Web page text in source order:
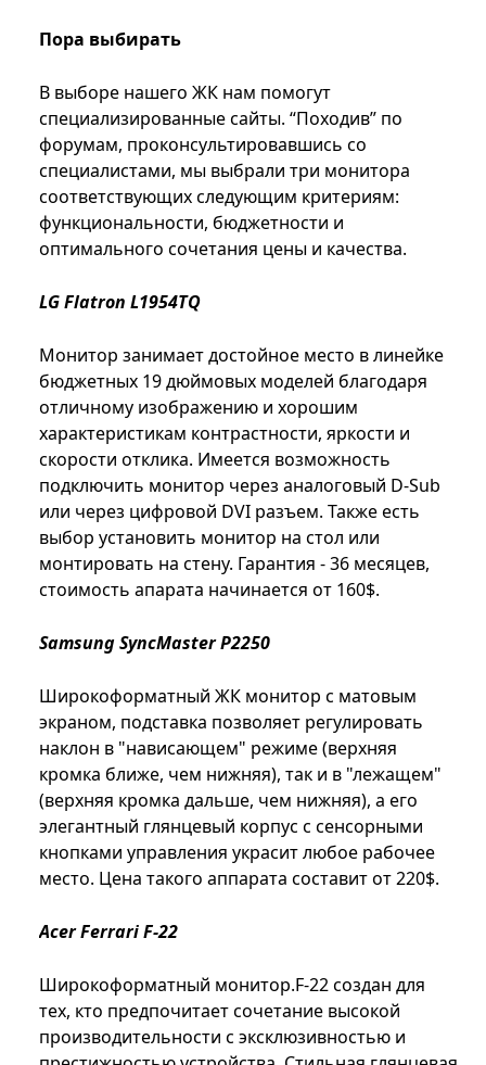
Пора выбирать
В выборе нашего ЖК нам помогут
специализированные сайты. “Походив” по
форумам, проконсультировавшись со
специалистами, мы выбрали три монитора
соответствующих следующим критериям:
функциональности, бюджетности и
оптимального сочетания цены и качества.
LG Flatron L1954TQ
Монитор занимает достойное место в линейке
бюджетных 19 дюймовых моделей благодаря
отличному изображению и хорошим
характеристикам контрастности, яркости и
скорости отклика. Имеется возможность
подключить монитор через аналоговый D-Sub
или через цифровой DVI разъем. Также есть
выбор установить монитор на стол или
монтировать на стену. Гарантия - 36 месяцев,
стоимость апарата начинается от 160$.
Samsung SyncMaster P2250
Широкоформатный ЖК монитор с матовым
экраном, подставка позволяет регулировать
наклон в "нависающем" режиме (верхняя
кромка ближе, чем нижняя), так и в "лежащем"
(верхняя кромка дальше, чем нижняя), а его
элегантный глянцевый корпус с сенсорными
кнопками управления украсит любое рабочее
место. Цена такого аппарата составит от 220$.
Acer Ferrari F-22
Широкоформатный монитор.F-22 создан для
тех, кто предпочитает сочетание высокой
производительности с эксклюзивностью и